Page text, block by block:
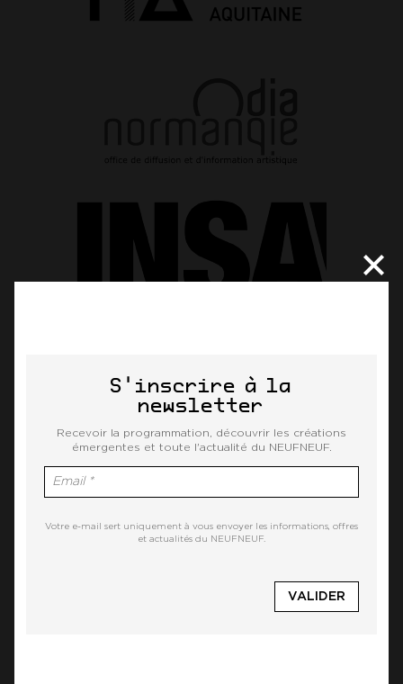
S'inscrire à la
newsletter
Recevoir la programmation, découvrir les créations
émergentes et toute l'actualité du NEUFNEUF.
Votre e-mail sert uniquement à vous envoyer les informations, offres
et actualités du NEUFNEUF.